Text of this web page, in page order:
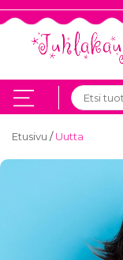
Etusivu /Uutta